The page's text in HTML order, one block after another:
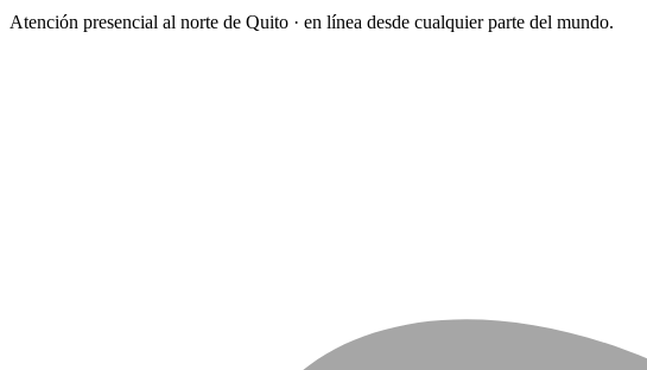
Atención presencial al norte de Quito · en línea desde cualquier parte del mundo.